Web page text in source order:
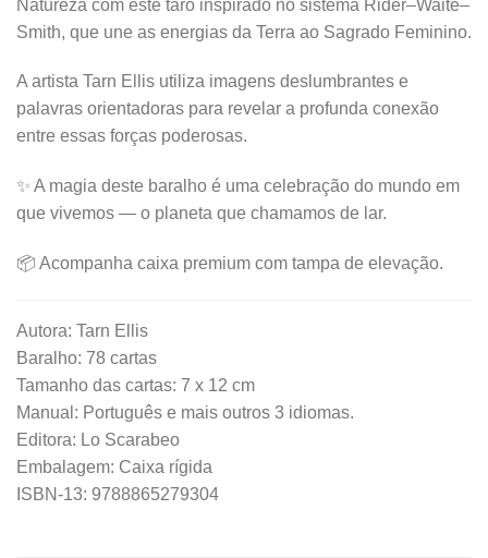
Natureza com este tarô inspirado no sistema Rider–Waite–
Smith, que une as energias da Terra ao Sagrado Feminino.
A artista Tarn Ellis utiliza imagens deslumbrantes e
palavras orientadoras para revelar a profunda conexão
entre essas forças poderosas.
✨ A magia deste baralho é uma celebração do mundo em
que vivemos — o planeta que chamamos de lar.
📦 Acompanha caixa premium com tampa de elevação.
Autora: Tarn Ellis
Baralho: 78 cartas
Tamanho das cartas: 7 x 12 cm
Manual: Português e mais outros 3 idiomas.
Editora: Lo Scarabeo
Embalagem: Caixa rígida
ISBN-13: 9788865279304